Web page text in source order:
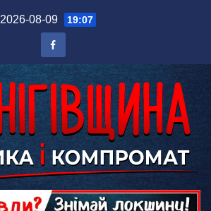
2026-08-09 19:07